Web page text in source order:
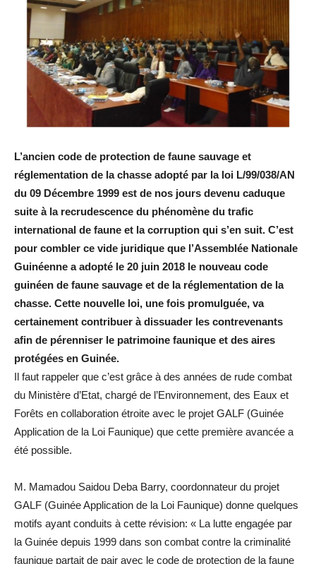
L’ancien code de protection de faune sauvage et
réglementation de la chasse adopté par la loi L/99/038/AN
du 09 Décembre 1999 est de nos jours devenu caduque
suite à la recrudescence du phénomène du trafic
international de faune et la corruption qui s’en suit. C’est
pour combler ce vide juridique que l’Assemblée Nationale
Guinéenne a adopté le 20 juin 2018 le nouveau code
guinéen de faune sauvage et de la réglementation de la
chasse. Cette nouvelle loi, une fois promulguée, va
certainement contribuer à dissuader les contrevenants
afin de pérenniser le patrimoine faunique et des aires
protégées en Guinée.
Il faut rappeler que c’est grâce à des années de rude combat
du Ministère d’Etat, chargé de l’Environnement, des Eaux et
Forêts en collaboration étroite avec le projet GALF (Guinée
Application de la Loi Faunique) que cette première avancée a
été possible.
M. Mamadou Saidou Deba Barry, coordonnateur du projet
GALF (Guinée Application de la Loi Faunique) donne quelques
motifs ayant conduits à cette révision: « La lutte engagée par
la Guinée depuis 1999 dans son combat contre la criminalité
faunique partait de pair avec le code de protection de la faune